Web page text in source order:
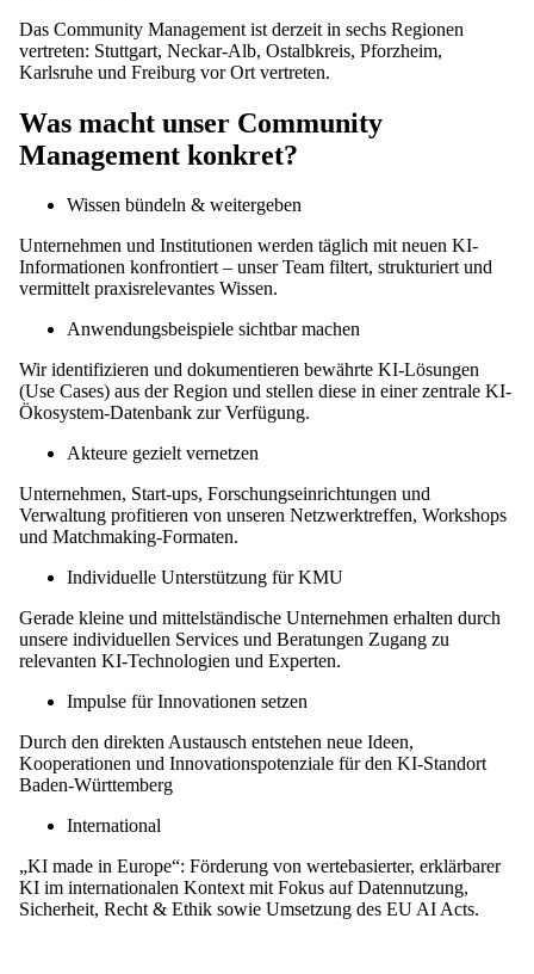
Das Community Management ist derzeit in sechs Regionen
vertreten: Stuttgart, Neckar-Alb, Ostalbkreis, Pforzheim,
Karlsruhe und Freiburg vor Ort vertreten.
Was macht unser Community
Management konkret?
Wissen bündeln & weitergeben
Unternehmen und Institutionen werden täglich mit neuen KI-
Informationen konfrontiert – unser Team filtert, strukturiert und
vermittelt praxisrelevantes Wissen.
Anwendungsbeispiele sichtbar machen
Wir identifizieren und dokumentieren bewährte KI-Lösungen
(Use Cases) aus der Region und stellen diese in einer zentrale KI-
Ökosystem-Datenbank zur Verfügung.
Akteure gezielt vernetzen
Unternehmen, Start-ups, Forschungseinrichtungen und
Verwaltung profitieren von unseren Netzwerktreffen, Workshops
und Matchmaking-Formaten.
Individuelle Unterstützung für KMU
Gerade kleine und mittelständische Unternehmen erhalten durch
unsere individuellen Services und Beratungen Zugang zu
relevanten KI-Technologien und Experten.
Impulse für Innovationen setzen
Durch den direkten Austausch entstehen neue Ideen,
Kooperationen und Innovationspotenziale für den KI-Standort
Baden-Württemberg
International
„KI made in Europe“: Förderung von wertebasierter, erklärbarer
KI im internationalen Kontext mit Fokus auf Datennutzung,
Sicherheit, Recht & Ethik sowie Umsetzung des EU AI Acts.